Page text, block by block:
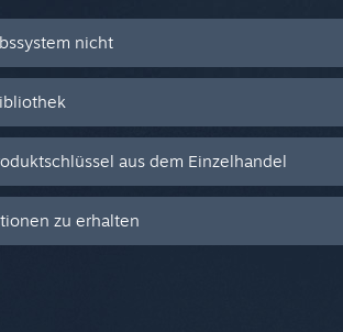
nicht
aus dem Einzelhandel
zu erhalten